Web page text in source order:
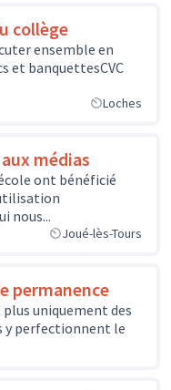
collège
ensemble en
et banquettesCVC
Loches
médias
ont bénéficié
nous...
Joué-lès-Tours
permanence
uniquement des
y perfectionnent le